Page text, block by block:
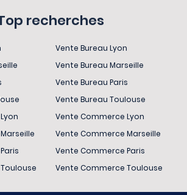
recherches
Vente Bureau Lyon
Vente Bureau Marseille
Vente Bureau Paris
Vente Bureau Toulouse
Vente Commerce Lyon
Vente Commerce Marseille
Vente Commerce Paris
Vente Commerce Toulouse